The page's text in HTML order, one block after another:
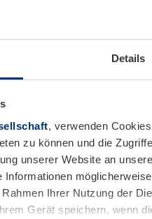
Details
, verwenden
zu können und die
unserer Website an
Ihrer Nutzung der
Gerät speichern, wenn